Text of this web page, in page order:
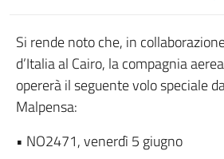
Si rende noto che, in
d’Italia al Cairo, la compagnia
opererà il seguente volo speciale
Malpensa:
• NO2471, venerdì 5 giugno